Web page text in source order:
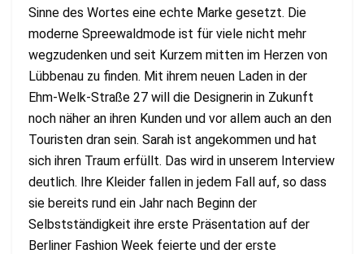
Sinne des Wortes eine echte Marke gesetzt. Die
moderne Spreewaldmode ist für viele nicht mehr
wegzudenken und seit Kurzem mitten im Herzen von
Lübbenau zu finden. Mit ihrem neuen Laden in der
Ehm-Welk-Straße 27 will die Designerin in Zukunft
noch näher an ihren Kunden und vor allem auch an den
Touristen dran sein. Sarah ist angekommen und hat
sich ihren Traum erfüllt. Das wird in unserem Interview
deutlich. Ihre Kleider fallen in jedem Fall auf, so dass
sie bereits rund ein Jahr nach Beginn der
Selbstständigkeit ihre erste Präsentation auf der
Berliner Fashion Week feierte und der erste